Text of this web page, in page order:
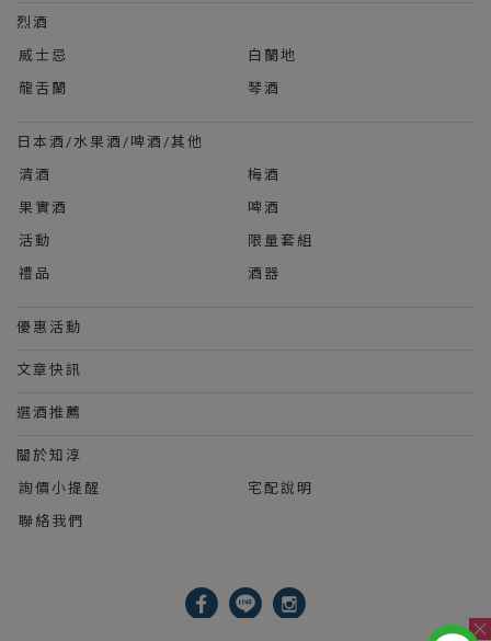
烈酒
威士忌
白蘭地
龍舌蘭
琴酒
日本酒/水果酒/啤酒/其他
清酒
梅酒
果實酒
啤酒
活動
限量套組
禮品
酒器
優惠活動
文章快訊
選酒推薦
關於知淳
詢價小提醒
宅配說明
聯絡我們